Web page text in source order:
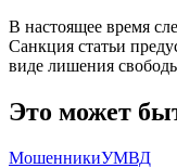
В настоящее время
Санкция статьи
виде лишения
Это может
МошенникиУМВД